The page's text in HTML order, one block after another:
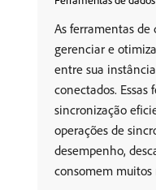
As ferramentas de
gerenciar e
entre sua
conectados.
sincronização
operações de
desempenho,
consomem muitos